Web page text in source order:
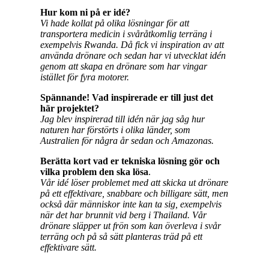
Hur kom ni på er idé?
Vi hade kollat på olika lösningar för att
transportera medicin i svåråtkomlig terräng i
exempelvis Rwanda. Då fick vi inspiration av att
använda drönare och sedan har vi utvecklat idén
genom att skapa en drönare som har vingar
istället för fyra motorer.
Spännande! Vad inspirerade er till just det
här projektet?
Jag blev inspirerad till idén när jag såg hur
naturen har förstörts i olika länder, som
Australien för några år sedan och Amazonas.
Berätta kort vad er tekniska lösning gör och
vilka problem den ska lösa.
Vår idé löser problemet med att skicka ut drönare
på ett effektivare, snabbare och billigare sätt, men
också där människor inte kan ta sig, exempelvis
när det har brunnit vid berg i Thailand. Vår
drönare släpper ut frön som kan överleva i svår
terräng och på så sätt planteras träd på ett
effektivare sätt.